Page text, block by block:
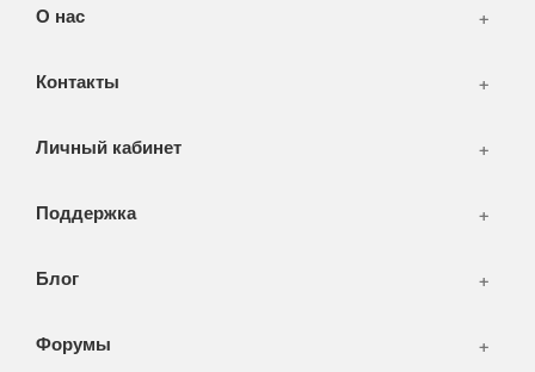
О нас
Контакты
Личный кабинет
Поддержка
Блог
Форумы
СМИ и оффлайн реклама